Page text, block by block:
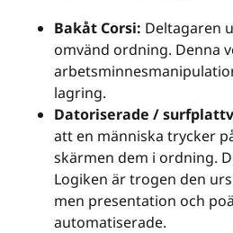
Bakåt Corsi: Deltagaren
omvänd ordning. Denna
lagring.
Datoriserade /
att en människa trycker
skärmen dem i ordning.
Logiken är trogen den
men presentation och
automatiserade.